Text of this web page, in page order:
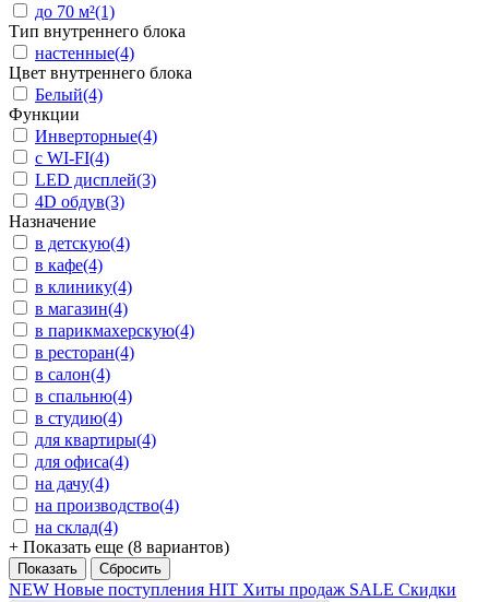
до 70 м²(1)
Тип внутреннего блока
настенные(4)
Цвет внутреннего блока
Белый(4)
Функции
Инверторные(4)
с WI-FI(4)
LED дисплей(3)
4D обдув(3)
Назначение
в детскую(4)
в кафе(4)
в клинику(4)
в магазин(4)
в парикмахерскую(4)
в ресторан(4)
в салон(4)
в спальню(4)
в студию(4)
для квартиры(4)
для офиса(4)
на дачу(4)
на производство(4)
на склад(4)
+ Показать еще (8 вариантов)
NEW Новые поступления HIT Хиты продаж SALE Скидки